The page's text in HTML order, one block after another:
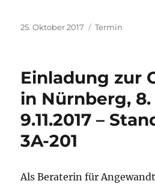
Veröffentlicht
25. Oktober 2017 Kategorien
Termin
Einladung zur
in Nürnberg,
9.11.2017 –
3A-201
Als Beraterin für